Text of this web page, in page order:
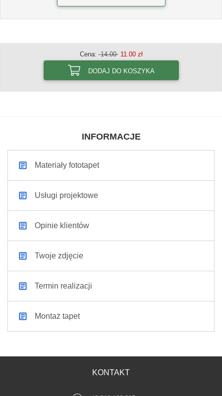
Cena:14.0011.00 zł
DODAJ DO KOSZYKA
INFORMACJE
Materiały fototapet
Usługi projektowe
Opinie klientów
Twoje zdjęcie
Termin realizacji
Montaż tapet
KONTAKT